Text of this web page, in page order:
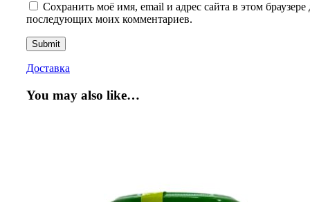
Сохранить моё имя, email и адрес сайта в этом браузере
последующих моих комментариев.
Доставка
You may also like…